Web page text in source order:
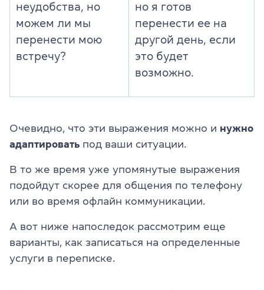
неудобства, но
можем ли мы
перенести мою
встречу?
но я готов
перенести ее на
другой день, если
это будет
возможно.
Очевидно, что эти выражения можно и нужно
адаптировать под ваши ситуации.
В то же время уже упомянутые выражения
подойдут скорее для общения по телефону
или во время офлайн коммуникации.
А вот ниже напоследок рассмотрим еще
варианты, как записаться на определенные
услуги в переписке.